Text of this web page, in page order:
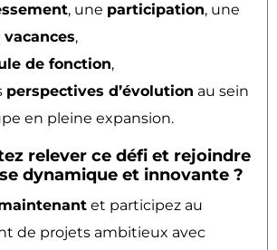
, une participation, une
,
de fonction,
perspectives d’évolution au sein
en pleine expansion.
relever ce défi et rejoindre
dynamique et innovante ?
et participez au
de projets ambitieux avec